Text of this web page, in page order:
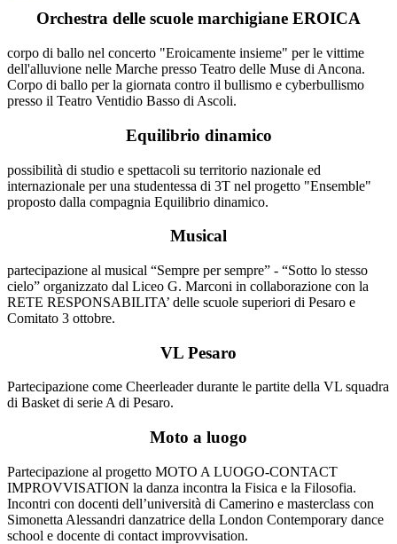
Orchestra delle scuole marchigiane EROICA
corpo di ballo nel concerto "Eroicamente insieme" per le vittime
dell'alluvione nelle Marche presso Teatro delle Muse di Ancona.
Corpo di ballo per la giornata contro il bullismo e cyberbullismo
presso il Teatro Ventidio Basso di Ascoli.
Equilibrio dinamico
possibilità di studio e spettacoli su territorio nazionale ed
internazionale per una studentessa di 3T nel progetto "Ensemble"
proposto dalla compagnia Equilibrio dinamico.
Musical
partecipazione al musical “Sempre per sempre” - “Sotto lo stesso
cielo” organizzato dal Liceo G. Marconi in collaborazione con la
RETE RESPONSABILITA’ delle scuole superiori di Pesaro e
Comitato 3 ottobre.
VL Pesaro
Partecipazione come Cheerleader durante le partite della VL squadra
di Basket di serie A di Pesaro.
Moto a luogo
Partecipazione al progetto MOTO A LUOGO-CONTACT
IMPROVVISATION la danza incontra la Fisica e la Filosofia.
Incontri con docenti dell’università di Camerino e masterclass con
Simonetta Alessandri danzatrice della London Contemporary dance
school e docente di contact improvvisation.